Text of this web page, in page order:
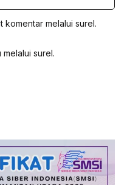
komentar melalui surel.
surel.